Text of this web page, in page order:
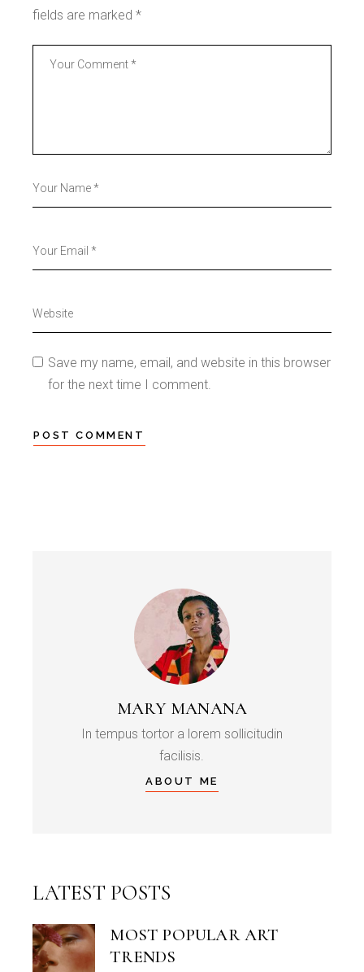
fields are marked*
Save my name, email, and website in this browser
for the next time I comment.
POST COMMENT
MARY MANANA
In tempus tortor a lorem sollicitudin
facilisis.
ABOUT ME
LATEST POSTS
MOST POPULAR ART
TRENDS